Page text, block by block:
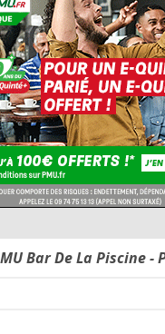
Bar De La Piscine -